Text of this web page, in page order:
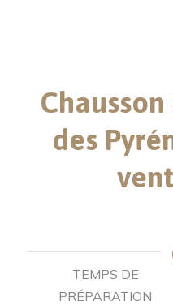
des
TEMPS DE
PRÉPARATION